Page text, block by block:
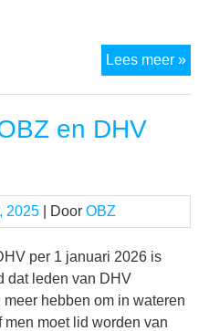
Lees meer »
met
en DHV
2025 | Door OBZ
per 1 januari 2026 is
dat leden van DHV
hebben om in wateren
moet lid worden van